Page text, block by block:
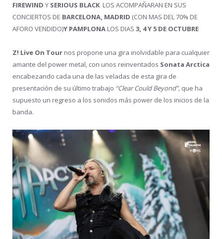
FIREWIND Y SERIOUS BLACKLOS ACOMPAÑARAN EN SUS
CONCIERTOS DE BARCELONA, MADRID (CON MAS DEL 70% DE
AFORO VENDIDO)Y PAMPLONA LOS DIAS 3, 4 Y 5 DE OCTUBRE
Z! Live On Tour nos propone una gira inolvidable para cualquier
amante del power metal, con unos reinventados Sonata Arctica
encabezando cada una de las veladas de esta gira de
presentación de su último trabajo “Clear Could Beyond”, que ha
supuesto un regreso a los sonidos más power de los inicios de la
banda.